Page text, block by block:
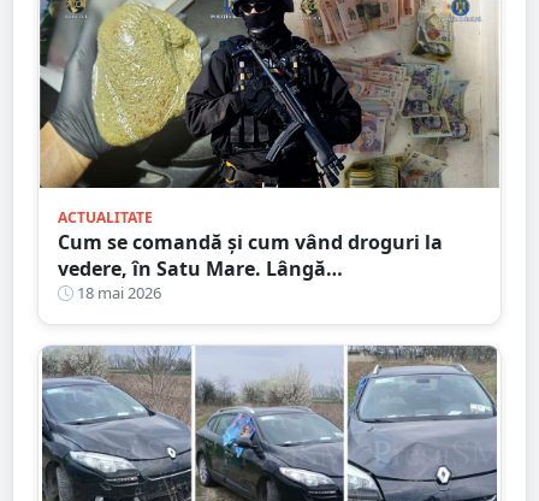
ACTUALITATE
Cum se comandă și cum vând droguri la
vedere, în Satu Mare. Lângă
hoteluri/restaurante cunoscute
18 mai 2026